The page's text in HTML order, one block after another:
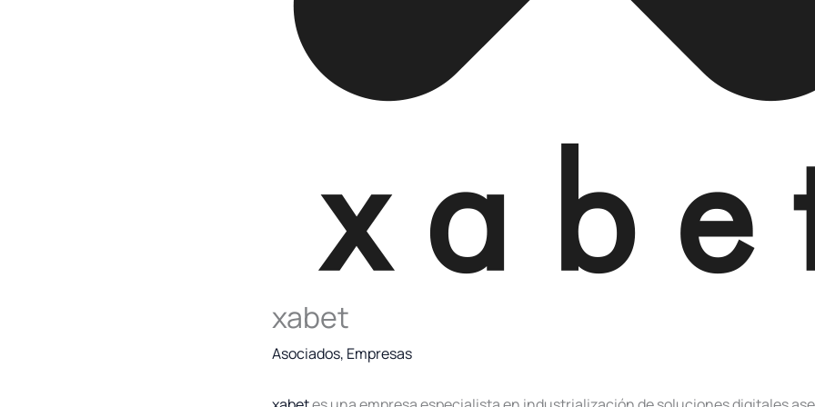
xabet
Asociados, Empresas